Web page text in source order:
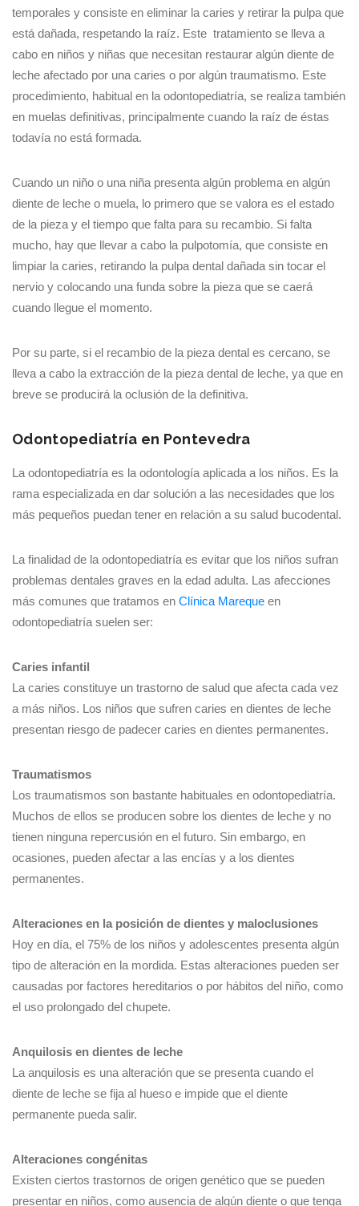
temporales y consiste en eliminar la caries y retirar la pulpa que
está dañada, respetando la raíz. Este tratamiento se lleva a
cabo en niños y niñas que necesitan restaurar algún diente de
leche afectado por una caries o por algún traumatismo. Este
procedimiento, habitual en la odontopediatría, se realiza también
en muelas definitivas, principalmente cuando la raíz de éstas
todavía no está formada.
Cuando un niño o una niña presenta algún problema en algún
diente de leche o muela, lo primero que se valora es el estado
de la pieza y el tiempo que falta para su recambio. Si falta
mucho, hay que llevar a cabo la pulpotomía, que consiste en
limpiar la caries, retirando la pulpa dental dañada sin tocar el
nervio y colocando una funda sobre la pieza que se caerá
cuando llegue el momento.
Por su parte, si el recambio de la pieza dental es cercano, se
lleva a cabo la extracción de la pieza dental de leche, ya que en
breve se producirá la oclusión de la definitiva.
Odontopediatría en Pontevedra
La odontopediatría es la odontología aplicada a los niños. Es la
rama especializada en dar solución a las necesidades que los
más pequeños puedan tener en relación a su salud bucodental.
La finalidad de la odontopediatría es evitar que los niños sufran
problemas dentales graves en la edad adulta. Las afecciones
más comunes que tratamos en Clínica Mareque en
odontopediatría suelen ser:
Caries infantil
La caries constituye un trastorno de salud que afecta cada vez
a más niños. Los niños que sufren caries en dientes de leche
presentan riesgo de padecer caries en dientes permanentes.
Traumatismos
Los traumatismos son bastante habituales en odontopediatría.
Muchos de ellos se producen sobre los dientes de leche y no
tienen ninguna repercusión en el futuro. Sin embargo, en
ocasiones, pueden afectar a las encías y a los dientes
permanentes.
Alteraciones en la posición de dientes y maloclusiones
Hoy en día, el 75% de los niños y adolescentes presenta algún
tipo de alteración en la mordida. Estas alteraciones pueden ser
causadas por factores hereditarios o por hábitos del niño, como
el uso prolongado del chupete.
Anquilosis en dientes de leche
La anquilosis es una alteración que se presenta cuando el
diente de leche se fija al hueso e impide que el diente
permanente pueda salir.
Alteraciones congénitas
Existen ciertos trastornos de origen genético que se pueden
presentar en niños, como ausencia de algún diente o que tenga